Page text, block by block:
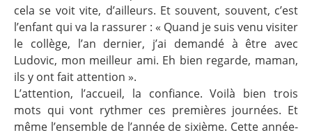
cela se voit vite, d’ailleurs. Et souvent, souvent, c’est
l’enfant qui va la rassurer : « Quand je suis venu visiter
le collège, l’an dernier, j’ai demandé à être avec
Ludovic, mon meilleur ami. Eh bien regarde, maman,
ils y ont fait attention ».
L’attention, l’accueil, la confiance. Voilà bien trois
mots qui vont rythmer ces premières journées. Et
même l’ensemble de l’année de sixième. Cette année-